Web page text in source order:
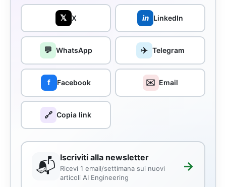
𝕏 X in LinkedIn
💬 WhatsApp ✈️ Telegram
f Facebook ✉️ Email
🔗 Copia link
📬 Iscriviti alla newsletter
Ricevi 1 email/settimana sui nuovi
articoli AI Engineering
→